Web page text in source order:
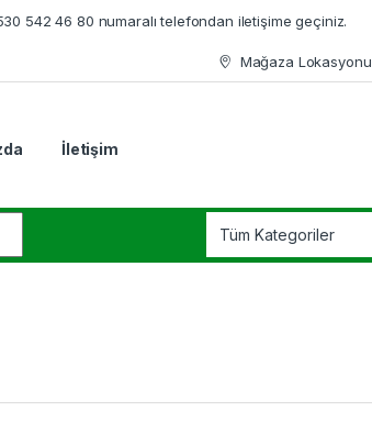
542 46 80 numaralı telefondan iletişime geçiniz.
Mağaza Lokasyonu
İletişim